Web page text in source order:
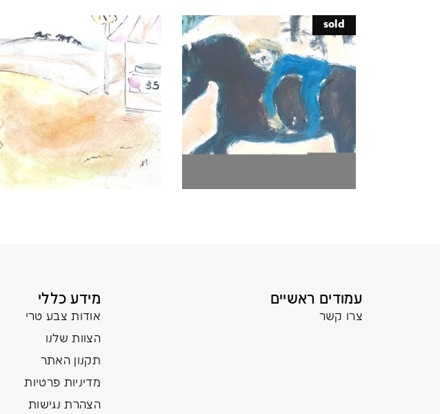
sold
עמודים ראשיים
צרו קשר
מידע כללי
אודות צבע טרי
הצוות שלנו
תקנון האתר
מדיניות פרטיות
הצהרת נגישות